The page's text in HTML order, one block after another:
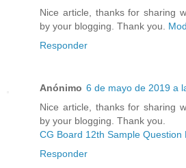
Nice article, thanks for sharing
by your blogging. Thank you.
Responder
Anónimo 6 de mayo de 2019 a
Nice article, thanks for sharing
by your blogging. Thank you.
CG Board 12th Sample Question
Responder